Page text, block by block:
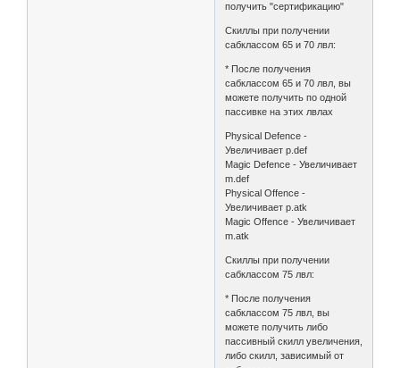
получить "сертификацию"
Скиллы при получении
сабклассом 65 и 70 лвл:
* После получения
сабклассом 65 и 70 лвл, вы
можете получить по одной
пассивке на этих лвлах
Physical Defence -
Увеличивает p.def
Magic Defence - Увеличивает
m.def
Physical Offence -
Увеличивает p.atk
Magic Offence - Увеличивает
m.atk
Скиллы при получении
сабклассом 75 лвл:
* После получения
сабклассом 75 лвл, вы
можете получить либо
пассивный скилл увеличения,
либо скилл, зависимый от